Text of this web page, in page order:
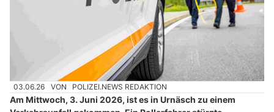
03.06.26 VON POLIZEI.NEWS REDAKTION
Am Mittwoch, 3. Juni 2026, ist es in Urnäsch zu einem